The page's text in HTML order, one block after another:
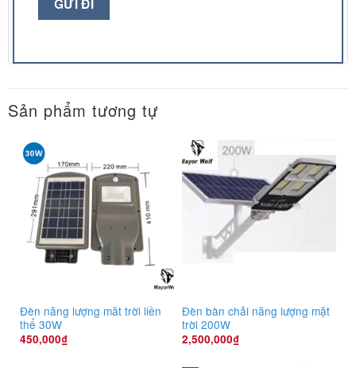
Sản phẩm tương tự
Đèn năng lượng măt trời liền
thể 30W
450,000₫
Đèn bàn chải năng lượng mặt
trời 200W
2,500,000₫